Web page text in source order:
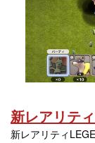
新レアリテ
新レアリティ